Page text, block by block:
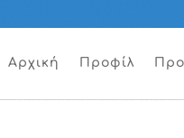
Αρχική Προφίλ